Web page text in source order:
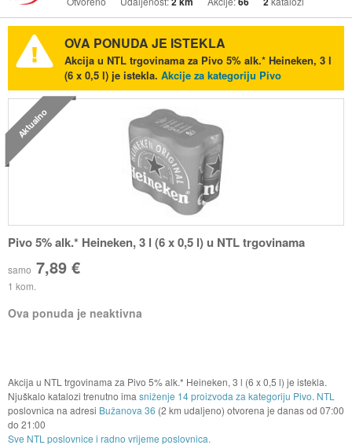
OVA PONUDA JE ISTEKLA
Akcija u NTL trgovinama za Pivo 5% alk.* Heineken, 3 l
(6 x 0,5 l) je istekla. Akcije za kategoriju Pivo
Aktualno
Pivo 5% alk.* Heineken, 3 l (6 x 0,5 l) u NTL trgovinama
samo 7,89 €
1 kom.
Ova ponuda je neaktivna
Akcija u NTL trgovinama za Pivo 5% alk.* Heineken, 3 l (6 x 0,5 l) je istekla.
Njuškalo katalozi trenutno ima sniženje 14 proizvoda za kategoriju Pivo. NTL
poslovnica na adresi Bužanova 36 (2 km udaljeno) otvorena je danas od 07:00
do 21:00
Sve NTL poslovnice i radno vrijeme poslovnica.